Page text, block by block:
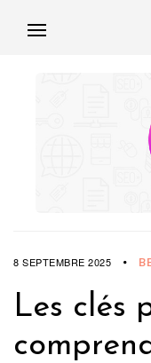
8 SEPTEMBRE 2025
Les clés